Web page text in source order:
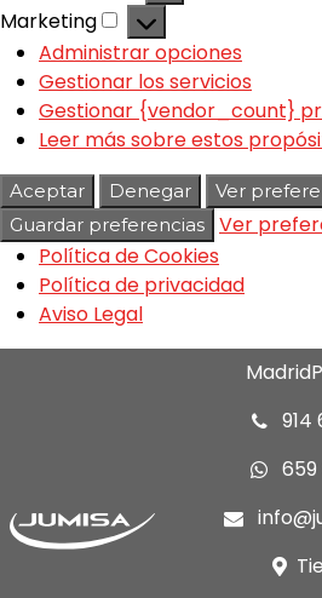
Marketing
Administrar opciones
Gestionar los servicios
Gestionar {vendor_count}
Leer más sobre estos
Aceptar Denegar
Ver
Guardar preferencias
Ver
Política de Cookies
Política de privacidad
Aviso Legal
914
659